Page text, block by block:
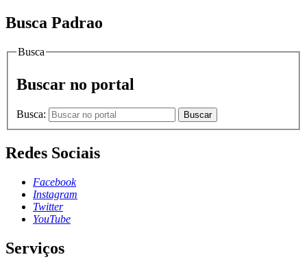
Busca Padrao
Busca
Buscar no portal
Busca: Buscar
Redes Sociais
Facebook
Instagram
Twitter
YouTube
Serviços